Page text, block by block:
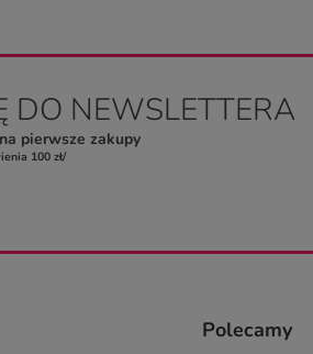
DO NEWSLETTERA
pierwsze zakupy
100 zł/
Polecamy